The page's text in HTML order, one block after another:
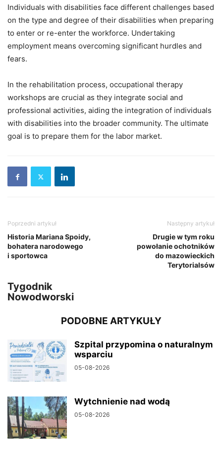
Individuals with disabilities face different challenges based
on the type and degree of their disabilities when preparing
to enter or re-enter the workforce. Undertaking
employment means overcoming significant hurdles and
fears.
In the rehabilitation process, occupational therapy
workshops are crucial as they integrate social and
professional activities, aiding the integration of individuals
with disabilities into the broader community. The ultimate
goal is to prepare them for the labor market.
Poprzedni artykuł
Historia Mariana Spoidy,
bohatera narodowego
i sportowca
Następny artykuł
Drugie w tym roku
powołanie ochotników
do mazowieckich
Terytorialsów
Tygodnik
Nowodworski
PODOBNE ARTYKUŁY
Szpital przypomina o naturalnym
wsparciu
05-08-2026
Wytchnienie nad wodą
05-08-2026